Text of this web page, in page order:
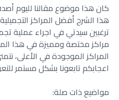
كان هذا موضوع مقالنا لليوم
هذا الشرح أفضل المراكز
ترغبين سيدتي في اجراء عملية
مراكز مختصة ومميزة في هذا
المراكز الموجودة في الأعلى،
اعجابكم تابعونا بشكل مستمر
مواضيع ذات صلة: